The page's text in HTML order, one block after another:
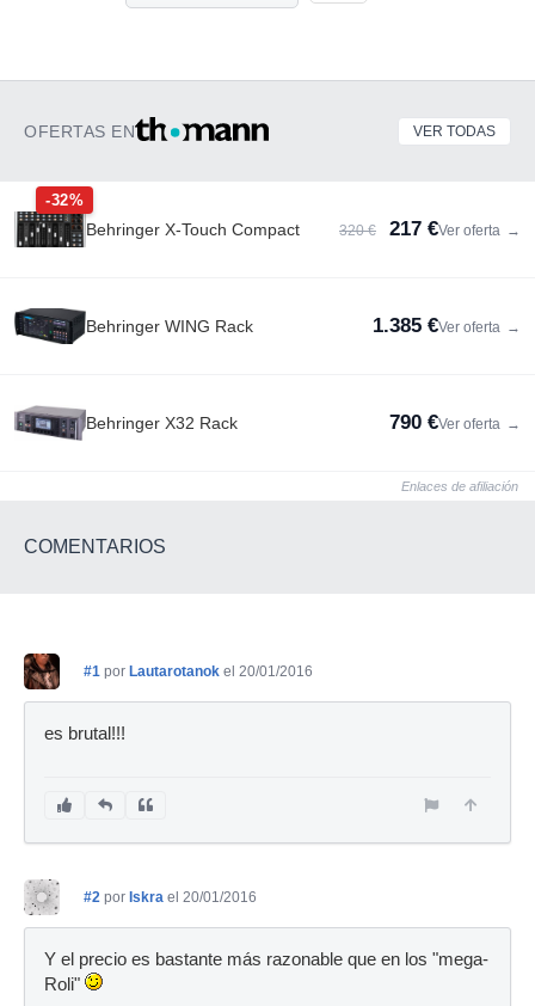
OFERTAS EN VER TODAS
-32%
Behringer X-Touch Compact 320 € 217 €Ver oferta →
Behringer WING Rack 1.385 €Ver oferta →
Behringer X32 Rack 790 €Ver oferta →
Enlaces de afiliación
COMENTARIOS
#1 por Lautarotanok el 20/01/2016
es brutal!!!
#2 por Iskra el 20/01/2016
Y el precio es bastante más razonable que en los "mega-
Roli"